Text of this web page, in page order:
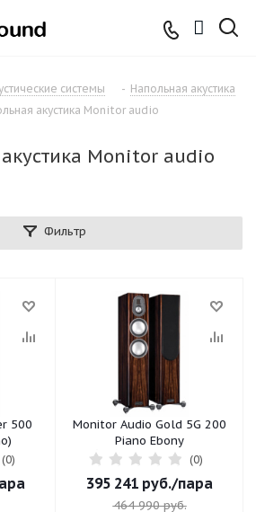
системы - Напольная акустика
акустика Monitor audio
Monitor audio
Фильтр
500
(0)
Monitor Audio Gold 5G 200
Piano Ebony
(0)
395 241 руб./пара
464 990руб.